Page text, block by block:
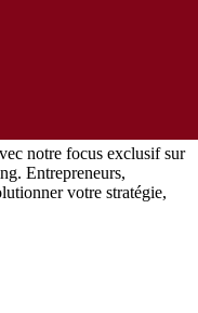
notre focus exclusif sur
Entrepreneurs,
votre stratégie,